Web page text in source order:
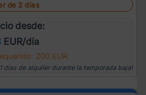
de 2 días
desde:
EUR/día
200 EUR
días de alquiler durante la temporada baja!